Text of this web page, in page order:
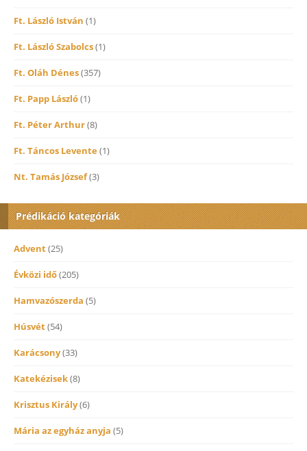
Ft. László István (1)
Ft. László Szabolcs(1)
Ft. Oláh Dénes(357)
Ft. Papp László(1)
Ft. Péter Arthur(8)
Ft. Táncos Levente(1)
Nt. Tamás József(3)
Prédikáció kategóriák
Advent(25)
Évközi idő(205)
Hamvazószerda (5)
Húsvét(54)
Karácsony(33)
Katekézisek(8)
Krisztus Király(6)
Mária az egyház anyja (5)